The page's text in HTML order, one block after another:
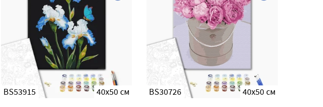
BS53915 40x50 см BS30726 40x50 см